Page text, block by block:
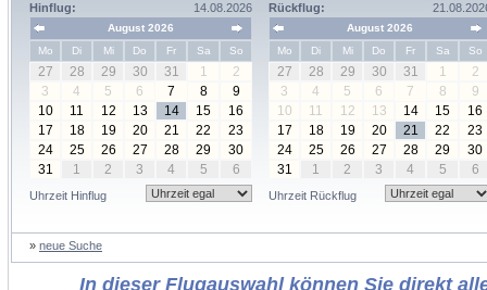
Hinflug: 14.08.2026
August 2026
Mo
Di Mi Do Fr Sa So
27 28 29 30 31 1
2
3
4 5 6 7 8
9
10
11 12 13 14 15
16
17
18 19 20 21 22
23
24
25 26 27 28 29
30
31
1 2 3 4 5 6
Uhrzeit Hinflug
Rückflug:
August 2026
Mo
Di Mi Do Fr Sa So
27 28 29 30 31 1
2
3
4 5 6 7 8
9
10
11 12 13 14 15
16
17
18 19 20 21 22
23
24
25 26 27 28 29
30
31
1 2 3 4 5 6
Uhrzeit Rückflug
» neue Suche
In dieser Flugauswahl können Sie direkt